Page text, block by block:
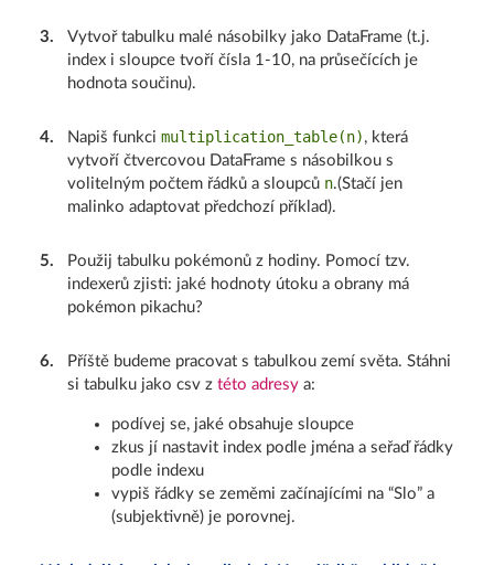
3.
Vytvoř tabulku malé násobilky jako DataFrame (t.j.
index i sloupce tvoří čísla 1-10, na průsečících je
hodnota součinu).
4. Napiš funkcimultiplication_table(n) , která
vytvoří čtvercovou DataFrame s násobilkou s
volitelným počtem řádků a sloupců n.(Stačí jen
malinko adaptovat předchozí příklad).
5.
Použij tabulku pokémonů z hodiny. Pomocí tzv.
indexerů zjisti: jaké hodnoty útoku a obrany má
pokémon pikachu?
6.
Příště budeme pracovat s tabulkou zemí světa. Stáhni
si tabulku jako csv ztéto adresy a:
podívej se, jaké obsahuje sloupce
zkus jí nastavit index podle jména a seřaď řádky
podle indexu
vypiš řádky se zeměmi začínajícími na “Slo” a
(subjektivně) je porovnej.